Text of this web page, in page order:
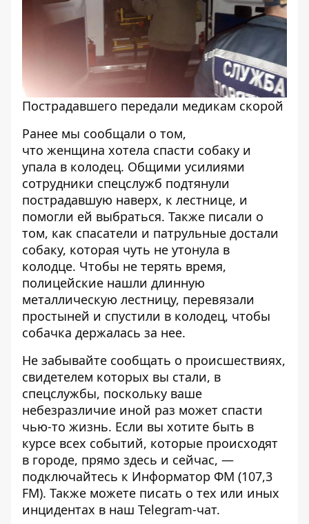
Пострадавшего передали медикам скорой
Ранее мы сообщали о том,
что женщина хотела спасти собаку и
упала в колодец. Общими усилиями
сотрудники спецслужб подтянули
пострадавшую наверх, к лестнице, и
помогли ей выбраться. Также писали о
том, как спасатели и патрульные достали
собаку, которая чуть не утонула в
колодце. Чтобы не терять время,
полицейские нашли длинную
металлическую лестницу, перевязали
простыней и спустили в колодец, чтобы
собачка держалась за нее.
Не забывайте сообщать о происшествиях,
свидетелем которых вы стали, в
спецслужбы, поскольку ваше
небезразличие иной раз может спасти
чью-то жизнь. Если вы хотите быть в
курсе всех событий, которые происходят
в городе, прямо здесь и сейчас, —
подключайтесь к Информатор ФМ (107,3
FM). Также можете писать о тех или иных
инцидентах в наш Telegram-чат.